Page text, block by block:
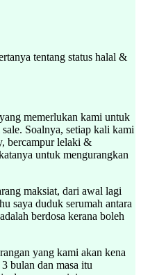
tentang status halal &
memerlukan kami untuk
Soalnya, setiap kali kami
bercampur lelaki &
untuk mengurangkan
maksiat, dari awal lagi
saya duduk serumah antara
berdosa kerana boleh
yang kami akan kena
bulan dan masa itu